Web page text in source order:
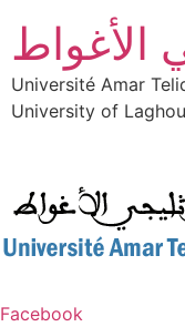
الأغواط
Université Amar
University of
Facebook